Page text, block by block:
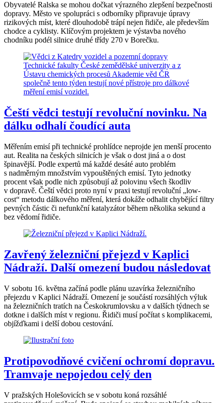
Obyvatelé Ralska se mohou dočkat výrazného zlepšení bezpečnosti
dopravy. Město ve spolupráci s odborníky připravuje úpravy
rizikových míst, které dlouhodobě trápí nejen řidiče, ale především
chodce a cyklisty. Klíčovým projektem je výstavba nového
chodníku podél silnice druhé třídy 270 v Borečku.
Čeští vědci testují revoluční novinku. Na
dálku odhalí čoudící auta
Měřením emisí při technické prohlídce neprojde jen menší procento
aut. Realita na českých silnicích je však o dost jiná a o dost
špinavější. Podle expertů má každé desáté auto problém
s nadměrným množstvím vypouštěných emisí. Tyto jednotky
procent však podle nich způsobují až polovinu všech škodliv
v dopravě. Čeští vědci proto nyní v praxi testují revoluční „low-
cost“ metodu dálkového měření, která dokáže odhalit chybějící filtry
pevných částic či nefunkční katalyzátor během několika sekund a
bez vědomí řidiče.
Zavřený železniční přejezd v Kaplici
Nádraží. Další omezení budou následovat
V sobotu 16. května začíná podle plánu uzavírka železničního
přejezdu v Kaplici Nádraží. Omezení je součástí rozsáhlých výluk
na železničních tratích na Českokrumlovsku a v dalších týdnech se
dotkne i dalších míst v regionu. Řidiči musí počítat s komplikacemi,
objížďkami i delší dobou cestování.
Protipovodňové cvičení ochromí dopravu.
Tramvaje nepojedou celý den
V pražských Holešovicích se v sobotu koná rozsáhlé